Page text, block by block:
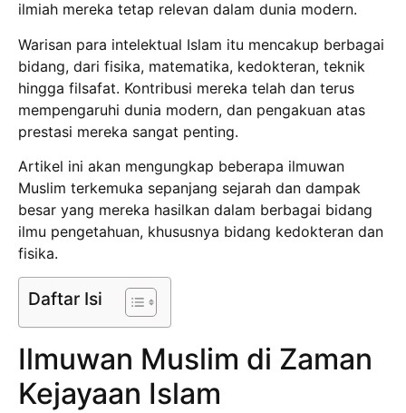
ilmiah mereka tetap relevan dalam dunia modern.
Warisan para intelektual Islam itu mencakup berbagai
bidang, dari fisika, matematika, kedokteran, teknik
hingga filsafat. Kontribusi mereka telah dan terus
mempengaruhi dunia modern, dan pengakuan atas
prestasi mereka sangat penting.
Artikel ini akan mengungkap beberapa ilmuwan
Muslim terkemuka sepanjang sejarah dan dampak
besar yang mereka hasilkan dalam berbagai bidang
ilmu pengetahuan, khususnya bidang kedokteran dan
fisika.
Daftar Isi
Ilmuwan Muslim di Zaman
Kejayaan Islam